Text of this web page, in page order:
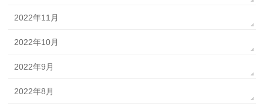
2022年11月
2022年10月
2022年9月
2022年8月